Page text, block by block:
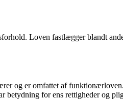
Loven fastlægger blandt
og er omfattet af funktionærloven.
for ens rettigheder og